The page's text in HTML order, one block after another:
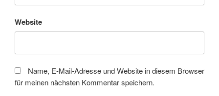
Website
Name, E-Mail-Adresse und Website in diesem Browser
für meinen nächsten Kommentar speichern.